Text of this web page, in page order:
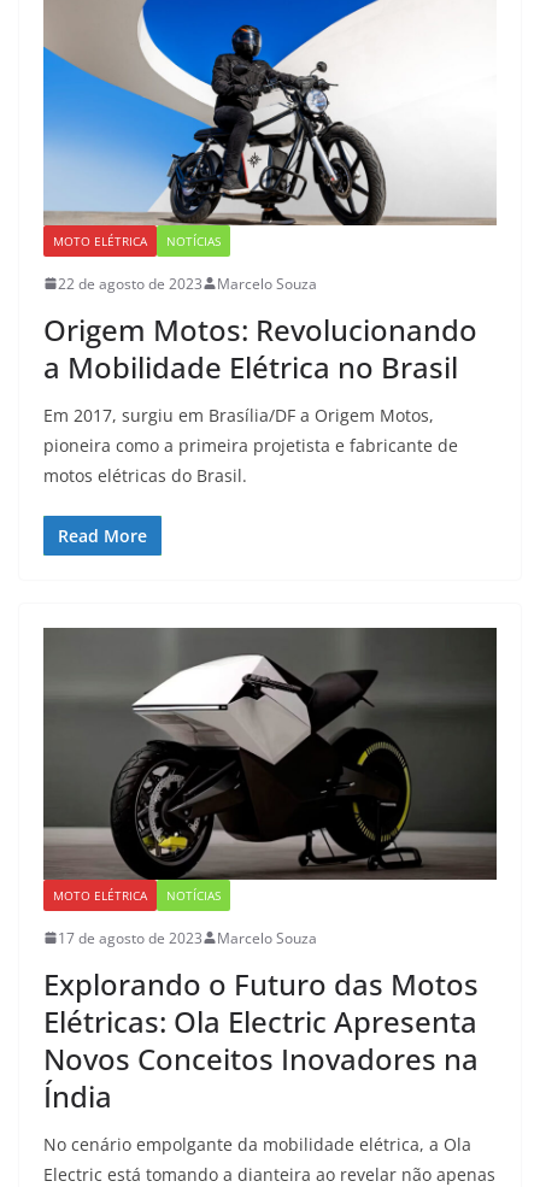
MOTO ELÉTRICA NOTÍCIAS
22 de agosto de 2023 Marcelo Souza
Origem Motos: Revolucionando
a Mobilidade Elétrica no Brasil
Em 2017, surgiu em Brasília/DF a Origem Motos,
pioneira como a primeira projetista e fabricante de
motos elétricas do Brasil.
Read More
MOTO ELÉTRICA NOTÍCIAS
17 de agosto de 2023 Marcelo Souza
Explorando o Futuro das Motos
Elétricas: Ola Electric Apresenta
Novos Conceitos Inovadores na
Índia
No cenário empolgante da mobilidade elétrica, a Ola
Electric está tomando a dianteira ao revelar não apenas